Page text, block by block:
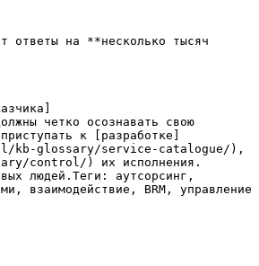
ответы на **несколько тысяч
четко осознавать свою
к [разработке]
kb-glossary/service-catalogue/),
control/) их исполнения.
людей.Теги: аутсорсинг,
взаимодействие, BRM, управление